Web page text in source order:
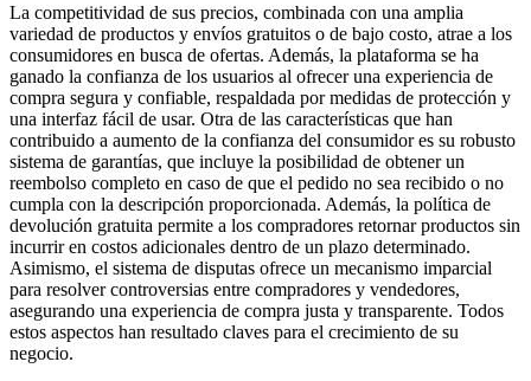
La competitividad de sus precios, combinada con una amplia
variedad de productos y envíos gratuitos o de bajo costo, atrae a los
consumidores en busca de ofertas. Además, la plataforma se ha
ganado la confianza de los usuarios al ofrecer una experiencia de
compra segura y confiable, respaldada por medidas de protección y
una interfaz fácil de usar. Otra de las características que han
contribuido a aumento de la confianza del consumidor es su robusto
sistema de garantías, que incluye la posibilidad de obtener un
reembolso completo en caso de que el pedido no sea recibido o no
cumpla con la descripción proporcionada. Además, la política de
devolución gratuita permite a los compradores retornar productos sin
incurrir en costos adicionales dentro de un plazo determinado.
Asimismo, el sistema de disputas ofrece un mecanismo imparcial
para resolver controversias entre compradores y vendedores,
asegurando una experiencia de compra justa y transparente. Todos
estos aspectos han resultado claves para el crecimiento de su
negocio.